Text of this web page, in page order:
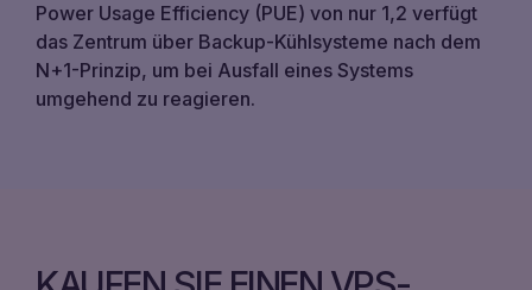
Power Usage Efficiency (PUE) von nur 1,2 verfügt
das Zentrum über Backup-Kühlsysteme nach dem
N+1-Prinzip, um bei Ausfall eines Systems
umgehend zu reagieren.